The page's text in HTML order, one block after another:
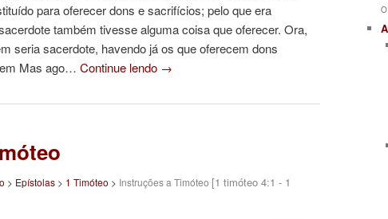
para oferecer dons e sacrifícios; pelo que era
também tivesse alguma coisa que oferecer. Ora,
seria sacerdote, havendo já os que oferecem dons
Mas ago… Continue lendo →
> Epístolas > 1 Timóteo > Instruções a Timóteo [1 timóteo 4:1 - 1